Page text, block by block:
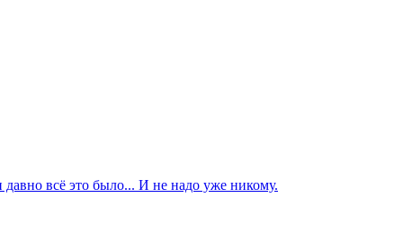
всё это было... И не надо уже никому.